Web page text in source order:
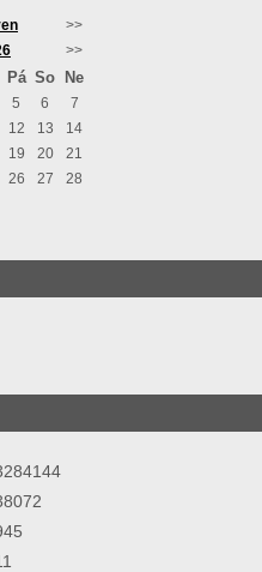
>>
>>
Pá So Ne
5 6
7
12 13
14
19 20
21
26 27
28